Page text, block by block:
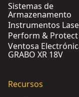
Sistemas de
Armazenamento
Instrumentos
Perform & Protect
Ventosa
GRABO XR 18V
Recursos